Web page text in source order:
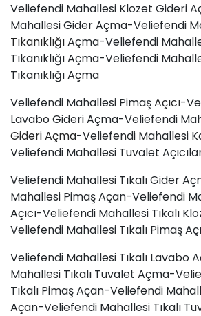
Veliefendi Mahallesi Klozet Gideri
Mahallesi Gider Açma-Veliefendi
TıkanıklığıAçma-Veliefendi
Tıkanıklığı Açma-Veliefendi
Tıkanıklığı Açma
Veliefendi Mahallesi PimaşAçıcı-
Lavabo Gideri Açma-Veliefendi
Gideri Açma-Veliefendi Mahallesi
Veliefendi Mahallesi Tuvalet
Veliefendi Mahallesi Tıkalı Gider
Mahallesi Pimaş Açan-Veliefendi
Açıcı-Veliefendi Mahallesi Tıkalı
Veliefendi Mahallesi Tıkalı Pimaş
Veliefendi Mahallesi Tıkalı Lavabo
Mahallesi Tıkalı Tuvalet Açma-
Tıkalı Pimaş Açan-Veliefendi
Açan-Veliefendi Mahallesi Tıkalı